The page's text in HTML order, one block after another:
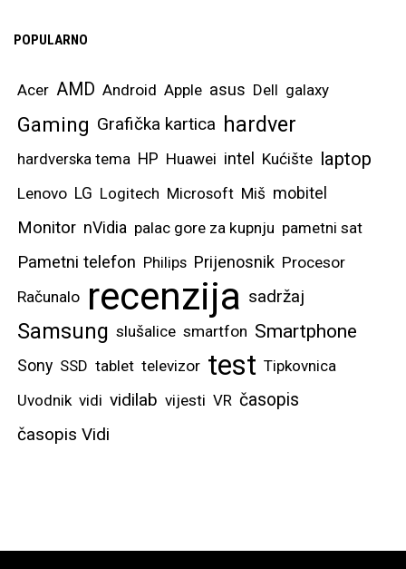
POPULARNO
Acer AMD Android Apple asus Dell galaxy
Gaming Grafička kartica hardver
hardverska tema HP Huawei intel Kućište laptop
Lenovo LG Logitech Microsoft Miš mobitel
Monitor nVidia palac gore za kupnju pametni sat
Pametni telefon Philips Prijenosnik Procesor
Računalo recenzija sadržaj
Samsung slušalice smartfon Smartphone
Sony SSD tablet televizor test Tipkovnica
Uvodnik vidi vidilab vijesti VR časopis
časopis Vidi